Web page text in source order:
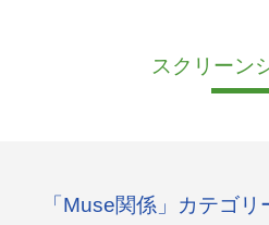
スクリーン
「Muse関係」カテゴ